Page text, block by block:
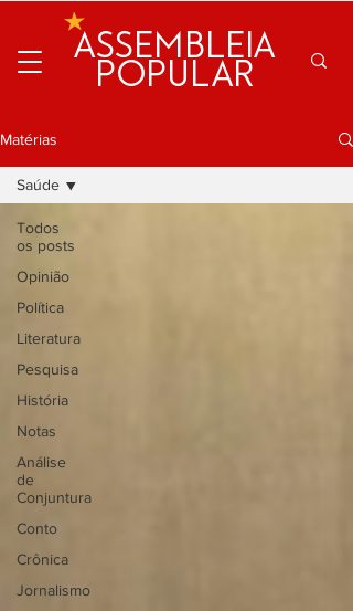
ASSEMBLEIA
POPULAR
Matérias
Todos
os posts
Opinião
Política
Literatura
Pesquisa
História
Notas
Análise
de
Conjuntura
Conto
Crônica
Jornalismo
Saúde